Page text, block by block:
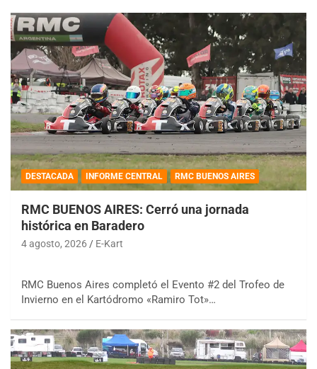
DESTACADA INFORME CENTRAL RMC BUENOS AIRES
RMC BUENOS AIRES: Cerró una jornada
histórica en Baradero
4 agosto, 2026 E-Kart
RMC Buenos Aires completó el Evento #2 del Trofeo de
Invierno en el Kartódromo «Ramiro Tot»…